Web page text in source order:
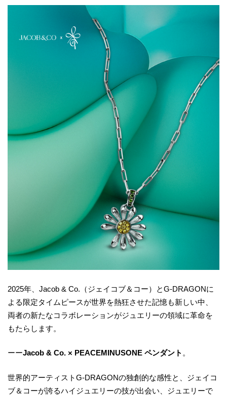
2025年、Jacob & Co.（ジェイコブ＆コー）とG-DRAGONに
よる限定タイムピースが世界を熱狂させた記憶も新しい中、
両者の新たなコラボレーションがジュエリーの領域に革命を
もたらします。
ーーJacob & Co. × PEACEMINUSONE ペンダント 。
世界的アーティストG-DRAGONの独創的な感性と、ジェイコ
ブ＆コーが誇るハイジュエリーの技が出会い、ジュエリーで